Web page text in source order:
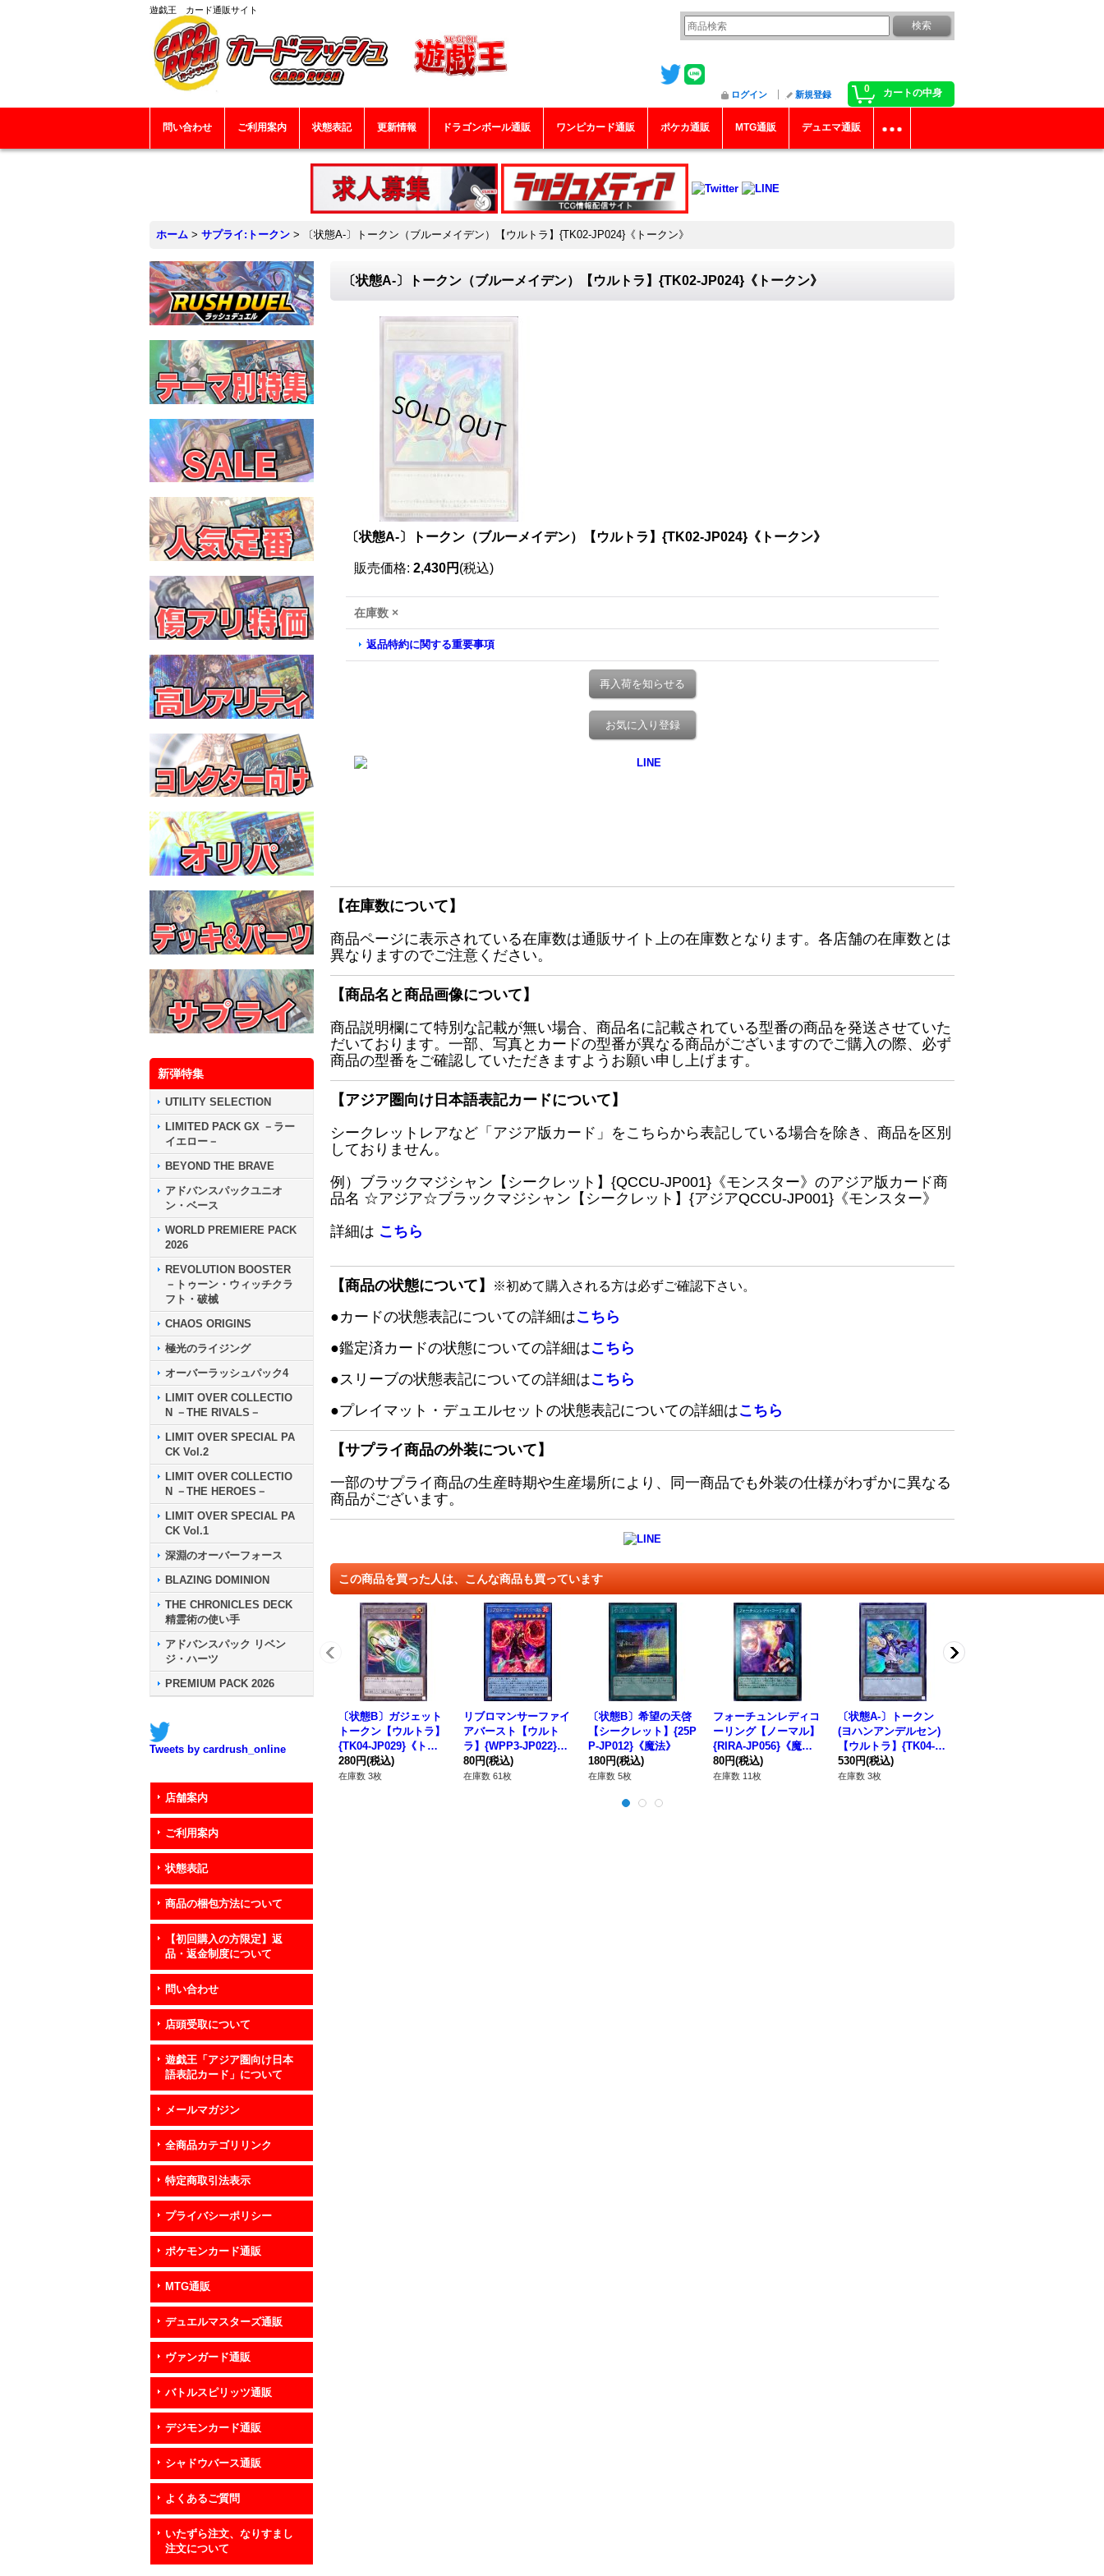
遊戯王 カード通販サイト
0 カートの中身
ログイン 新規登録
問い合わせ ご利用案内 状態表記 更新情報 ドラゴンボール通販 ワンピカード通販 ポケカ通販 MTG通販 デュエマ通販
ホーム > サプライ:トークン > 〔状態A-〕トークン（ブルーメイデン）【ウルトラ】{TK02-JP024}《トークン》
新弾特集
UTILITY SELECTION
LIMITED PACK GX －ラー
イエロー－
BEYOND THE BRAVE
アドバンスパックユニオ
ン・ベース
WORLD PREMIERE PACK
2026
REVOLUTION BOOSTER
－トゥーン・ウィッチクラ
フト・破械
CHAOS ORIGINS
極光のライジング
オーバーラッシュパック4
LIMIT OVER COLLECTIO
N －THE RIVALS－
LIMIT OVER SPECIAL PA
CK Vol.2
LIMIT OVER COLLECTIO
N －THE HEROES－
LIMIT OVER SPECIAL PA
CK Vol.1
深淵のオーバーフォース
BLAZING DOMINION
THE CHRONICLES DECK
精霊術の使い手
アドバンスパック リベン
ジ・ハーツ
PREMIUM PACK 2026
Tweets by cardrush_online
店舗案内
ご利用案内
状態表記
商品の梱包方法について
【初回購入の方限定】返
品・返金制度について
問い合わせ
店頭受取について
遊戯王「アジア圏向け日本
語表記カード」について
メールマガジン
全商品カテゴリリンク
特定商取引法表示
プライバシーポリシー
ポケモンカード通販
MTG通販
デュエルマスターズ通販
ヴァンガード通販
バトルスピリッツ通販
デジモンカード通販
シャドウバース通販
よくあるご質問
いたずら注文、なりすまし
注文について
〔状態A-〕トークン（ブルーメイデン）【ウルトラ】{TK02-JP024}《トークン》
〔状態A-〕トークン（ブルーメイデン）【ウルトラ】{TK02-JP024}《トークン》
販売価格: 2,430円 (税込)
在庫数 ×
返品特約に関する重要事項
再入荷を知らせる
お気に入り登録
【在庫数について】
商品ページに表示されている在庫数は通販サイト上の在庫数となります。各店舗の在庫数とは
異なりますのでご注意ください。
【商品名と商品画像について】
商品説明欄にて特別な記載が無い場合、商品名に記載されている型番の商品を発送させていた
だいております。一部、写真とカードの型番が異なる商品がございますのでご購入の際、必ず
商品の型番をご確認していただきますようお願い申し上げます。
【アジア圏向け日本語表記カードについて】
シークレットレアなど「アジア版カード」をこちらから表記している場合を除き、商品を区別
しておりません。
例）ブラックマジシャン【シークレット】{QCCU-JP001}《モンスター》のアジア版カード商
品名 ☆アジア☆ブラックマジシャン【シークレット】{アジアQCCU-JP001}《モンスター》
詳細は こちら
【商品の状態について】 ※初めて購入される方は必ずご確認下さい。
●カードの状態表記についての詳細はこちら
●鑑定済カードの状態についての詳細はこちら
●スリーブの状態表記についての詳細はこちら
●プレイマット・デュエルセットの状態表記についての詳細はこちら
【サプライ商品の外装について】
一部のサプライ商品の生産時期や生産場所により、同一商品でも外装の仕様がわずかに異なる
商品がございます。
この商品を買った人は、こんな商品も買っています
〔状態B〕ガジェット
トークン【ウルトラ】
{TK04-JP029}《トー
クン》
280円(税込)
在庫数 3枚
リブロマンサーファイ
アバースト【ウルト
ラ】{WPP3-JP022}
《儀式》
80円(税込)
在庫数 61枚
〔状態B〕希望の天啓
【シークレット】{25P
P-JP012}《魔法》
180円(税込)
在庫数 5枚
フォーチュンレディコ
ーリング【ノーマル】
{RIRA-JP056}《魔
法》
80円(税込)
在庫数 11枚
〔状態A-〕トークン
(ヨハンアンデルセン)
【ウルトラ】{TK04-J
P008}《トークン》
530円(税込)
在庫数 3枚